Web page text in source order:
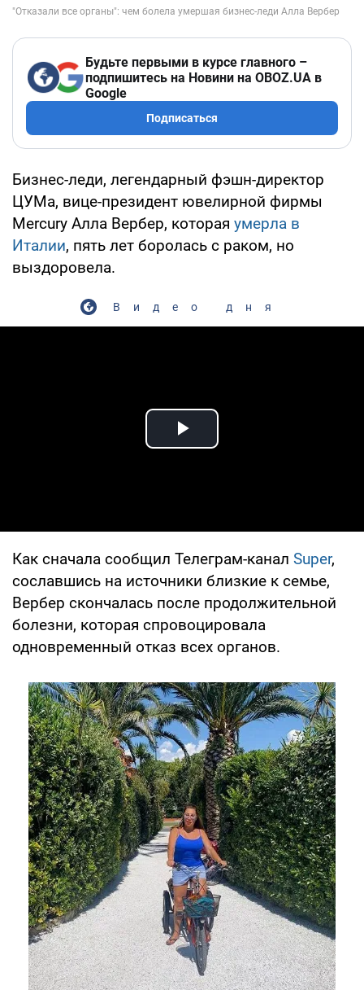
Будьте первыми в курсе главного –
подпишитесь на Новини на OBOZ.UA в
Google
Подписаться
Бизнес-леди, легендарный фэшн-директор
ЦУМа, вице-президент ювелирной фирмы
Mercury Алла Вербер, которая умерла в
Италии, пять лет боролась с раком, но
выздоровела.
Видео дня
Play Video
Как сначала сообщил Телеграм-канал Super,
сославшись на источники близкие к семье,
Вербер скончалась после продолжительной
болезни, которая спровоцировала
одновременный отказ всех органов.